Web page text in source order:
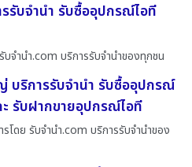
รับจำนำ รับซื้ออุปกรณ์ไอที
จํานํา.com บริการรับจำนำของทุกชน
บริการรับจำนำ รับซื้ออุปกรณ์
รับฝากขายอุปกรณ์ไอที
โดย รับจํานํา.com บริการรับจำนำของ